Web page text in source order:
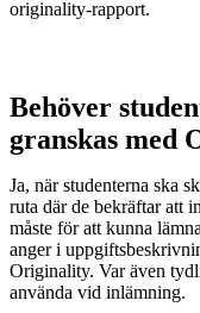
originality-rapport.
Behöver
granskas med
Ja, när studenterna ska
ruta där de bekräftar att
måste för att kunna
anger i
Originality. Var även
använda vid inlämning.